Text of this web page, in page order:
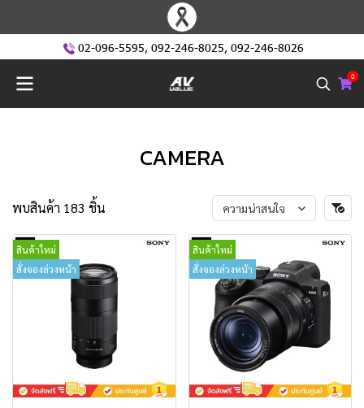
02-096-5595, 092-246-8025, 092-246-8026
0
CAMERA
พบสินค้า 183 ชิ้น ความน่าสนใจ
สินค้าใหม่
สั่งจองล่วงหน้า
สินค้าใหม่
สั่งจองล่วงหน้า